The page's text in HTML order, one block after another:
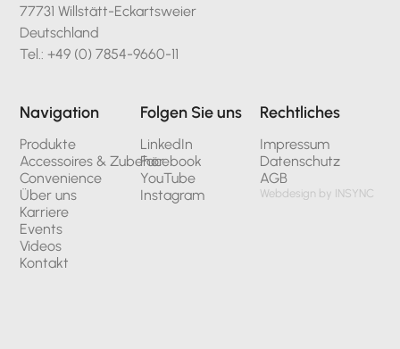
77731 Willstätt-Eckartsweier
Deutschland
Tel.: +49 (0) 7854-9660-11
Navigation
Produkte
Accessoires & Zubehör
Convenience
Über uns
Karriere
Events
Videos
Kontakt
Folgen Sie uns
LinkedIn
Facebook
YouTube
Instagram
Rechtliches
Impressum
Datenschutz
AGB
Webdesign by INSYNC